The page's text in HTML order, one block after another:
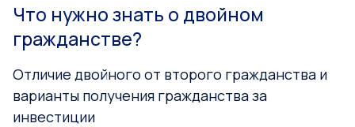
Что нужно знать о двойном
гражданстве?
Отличие двойного от второго гражданства и
варианты получения гражданства за
инвестиции